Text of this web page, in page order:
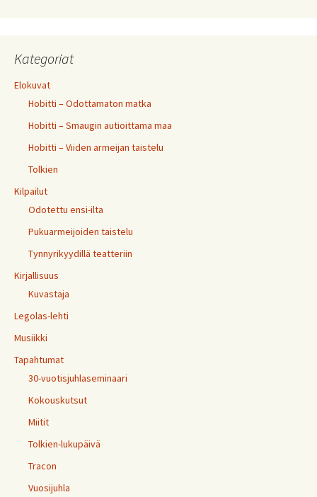
Kategoriat
Elokuvat
Hobitti – Odottamaton matka
Hobitti – Smaugin autioittama maa
Hobitti – Viiden armeijan taistelu
Tolkien
Kilpailut
Odotettu ensi-ilta
Pukuarmeijoiden taistelu
Tynnyrikyydillä teatteriin
Kirjallisuus
Kuvastaja
Legolas-lehti
Musiikki
Tapahtumat
30-vuotisjuhlaseminaari
Kokouskutsut
Miitit
Tolkien-lukupäivä
Tracon
Vuosijuhla